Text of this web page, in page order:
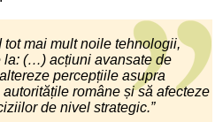
tot mai mult noile tehnologii,
la: (…) acțiuni avansate de
percepțiile asupra
române și să afecteze
de nivel strategic.”